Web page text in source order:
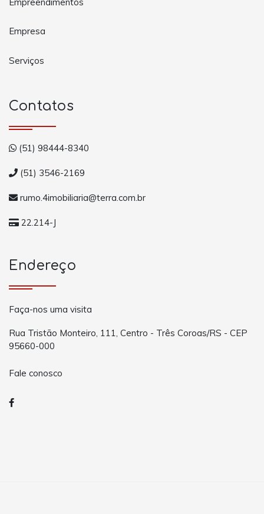
Empresa
Serviços
Contatos
(51) 98444-8340
(51) 3546-2169
rumo.4imobiliaria@terra.com.br
22.214-J
Endereço
Faça-nos uma visita
Rua Tristão Monteiro, 111, Centro - Três Coroas/RS - CEP
95660-000
Fale conosco